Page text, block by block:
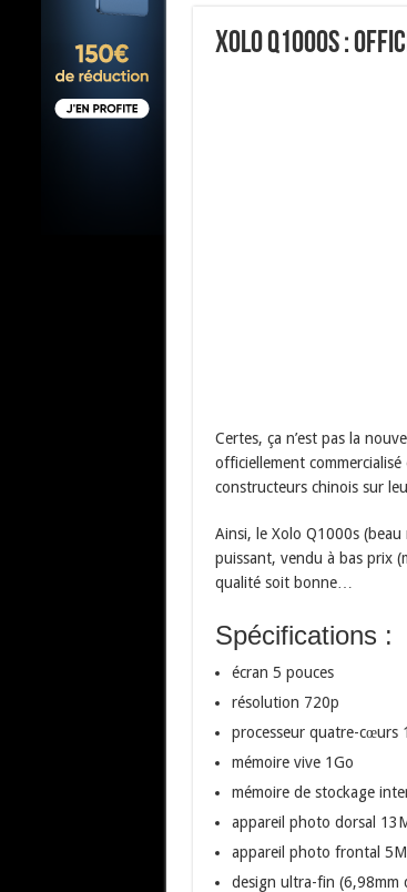
Xolo Q1000s :
Certes, ça n’est pas la
officiellement
constructeurs chinois sur
Ainsi, le Xolo Q1000s
puissant, vendu à bas prix
qualité soit bonne…
Spécifications :
écran 5 pouces
résolution 720p
processeur quatre-cœurs
mémoire vive 1Go
mémoire de stockage
appareil photo dorsal
appareil photo frontal
design ultra-fin (6,98mm